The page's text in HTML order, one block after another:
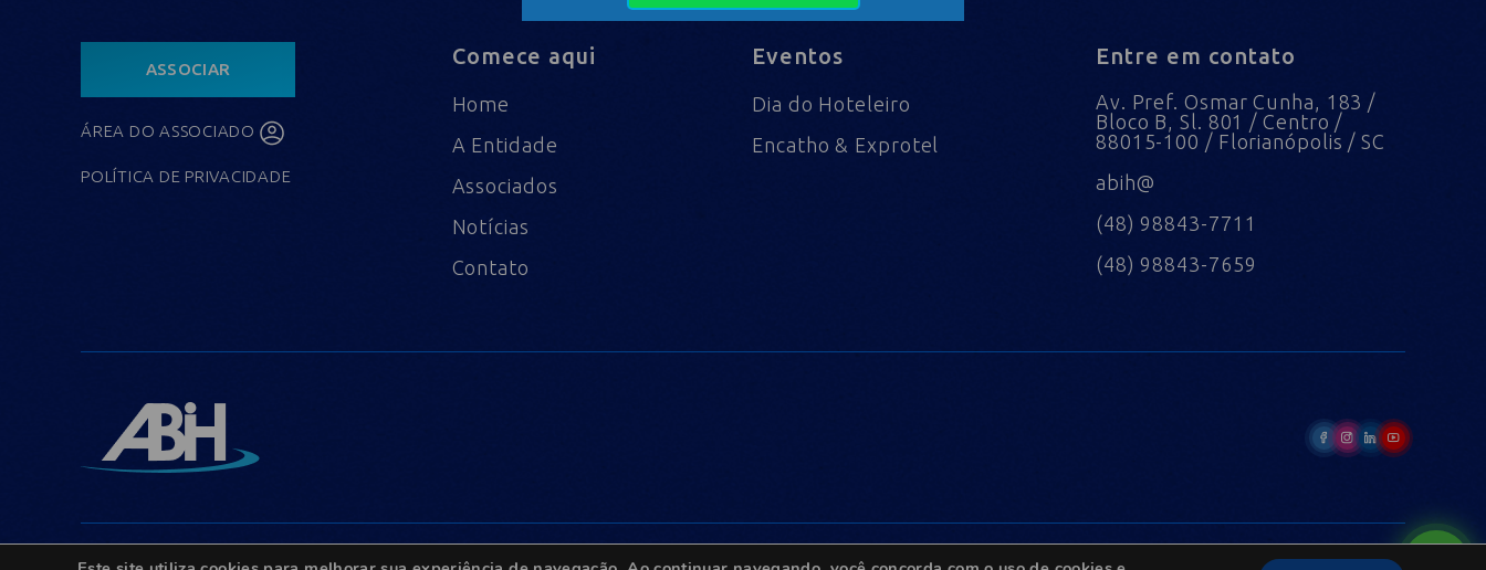
ASSOCIAR
ÁREA DO ASSOCIADO
POLÍTICA DE PRIVACIDADE
Comece aqui
Home
A Entidade
Associados
Notícias
Contato
Eventos
Dia do Hoteleiro
Encatho & Exprotel
Entre em contato
Av. Pref. Osmar Cunha, 183 /
Bloco B, Sl. 801 / Centro /
88015-100 / Florianópolis / SC
abih@
(48) 98843-7711
(48) 98843-7659